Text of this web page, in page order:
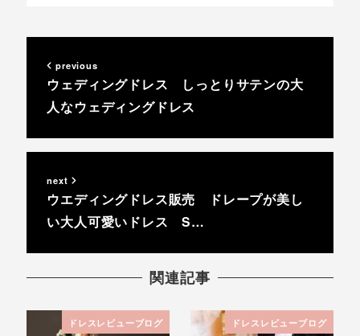
previous
ウェディングドレス しっとりサテンの大
人なウェディングドレス
next
ウエディングドレス販売 ドレープが美し
い大人可愛いドレス S…
関連記事
ドレスレビューブログ ドレスレビューブログ